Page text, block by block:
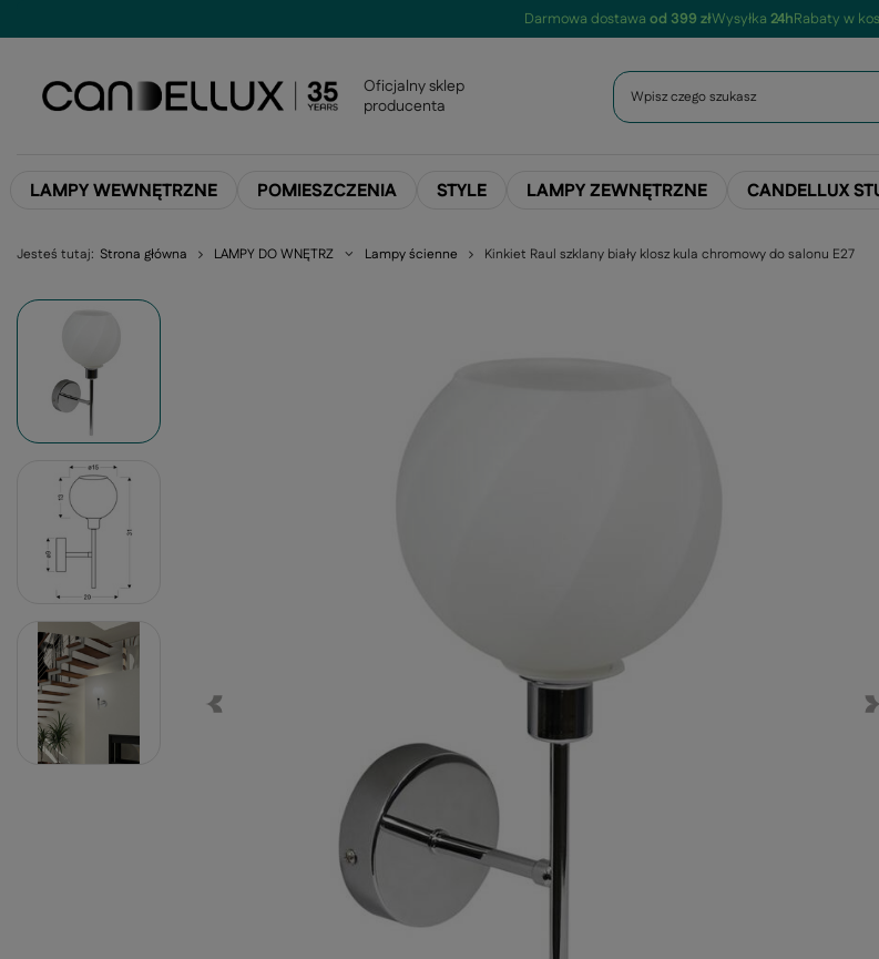
Darmowa dostawa od 399 złWysyłka 24hRabaty w
Oficjalny sklep
producenta
LAMPY WEWNĘTRZNE POMIESZCZENIA STYLE LAMPY ZEWNĘTRZNE CANDELLUX
Jesteś tutaj: Strona główna LAMPY DO WNĘTRZ Lampy ścienne Kinkiet Raul szklany biały klosz kula chromowy do salonu E27